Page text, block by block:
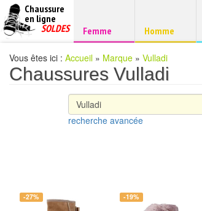
Chaussure
à
prix
Chaussure
en ligne
pas
SOLDES Chaussure
Femme Chaussure
Homme
Vous êtes ici : Accueil » Marque » Vulladi
Chaussures Vulladi
recherche avancée
-27% -19%